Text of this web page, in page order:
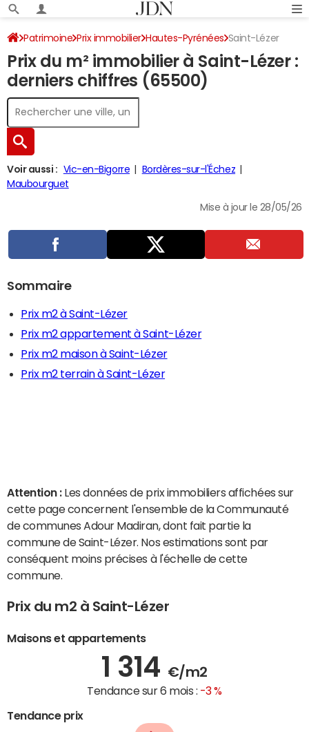
Patrimoine Prix immobilier Hautes-Pyrénées Saint-Lézer
Prix du m² immobilier à Saint-Lézer :
derniers chiffres (65500)
Voir aussi : Vic-en-Bigorre
Bordères-sur-l'Échez
Maubourguet
Mise à jour le 28/05/26
Sommaire
Prix m2 à Saint-Lézer
Prix m2 appartement à Saint-Lézer
Prix m2 maison à Saint-Lézer
Prix m2 terrain à Saint-Lézer
Attention : Les données de prix immobiliers affichées sur
cette page concernent l'ensemble de la Communauté
de communes Adour Madiran, dont fait partie la
commune de Saint-Lézer. Nos estimations sont par
conséquent moins précises à l'échelle de cette
commune.
Prix du m2 à Saint-Lézer
Maisons et appartements
1 314 €/m2
Tendance sur 6 mois : -3 %
Tendance prix